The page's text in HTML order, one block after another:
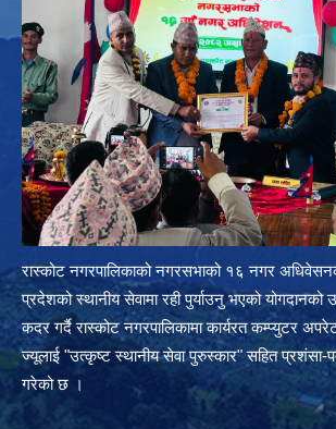
रास्कोट नगरपालिकाको नगरसभाको १६ नगर
प्रदेशको स्थानीय सेवामा रही पुर्याउनु भएको
कदर गर्दै रास्कोट नगरपालिकामा कार्यरत कम्प्युटर
ज्यूलाई "उत्कृष्ट स्थानीय सेवा पुरुस्कार" सहित प्रशंसा-
गरेको छ ।